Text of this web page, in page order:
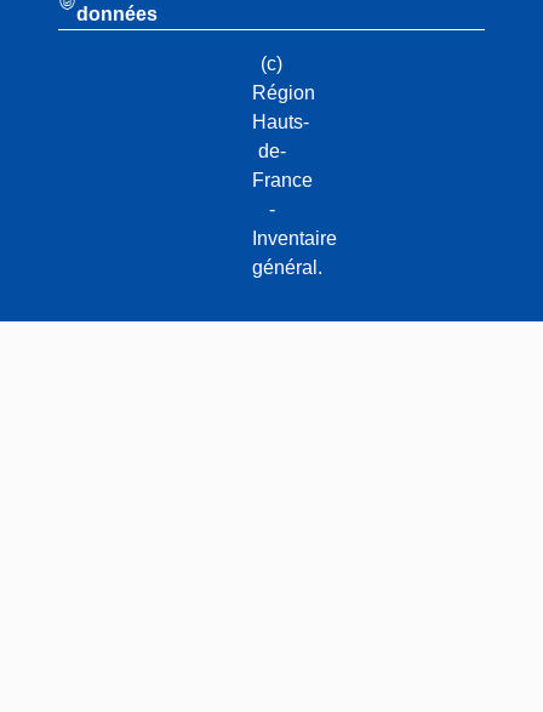
données
(c)
Région
Hauts-
de-
France
-
Inventaire
général.